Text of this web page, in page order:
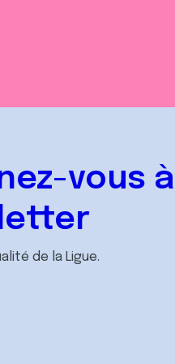
vous
de la Ligue.